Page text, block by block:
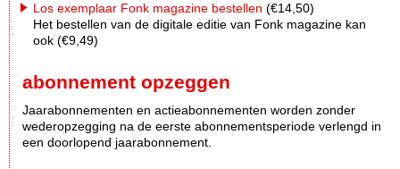
Los exemplaar Fonk magazine bestellen (€14,50)
Het bestellen van de digitale editie van Fonk magazine kan
ook (€9,49)
abonnement opzeggen
Jaarabonnementen en actieabonnementen worden zonder
wederopzegging na de eerste abonnementsperiode verlengd in
een doorlopend jaarabonnement.